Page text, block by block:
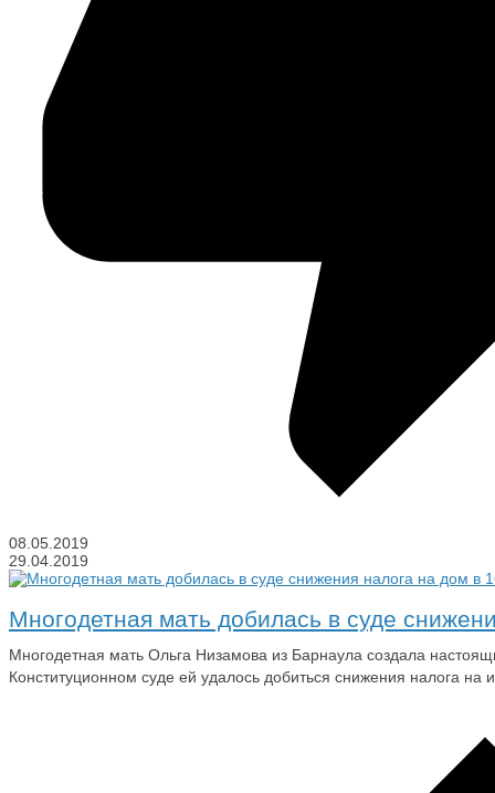
08.05.2019
29.04.2019
Многодетная мать добилась в суде
Многодетная мать Ольга Низамова из Барнаула создала
Конституционном суде ей удалось добиться снижения налога на